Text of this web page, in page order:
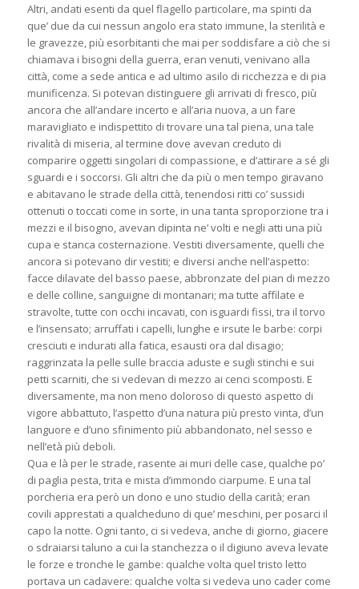
Altri, andati esenti da quel flagello particolare, ma spinti da
que’ due da cui nessun angolo era stato immune, la sterilità e
le gravezze, più esorbitanti che mai per soddisfare a ciò che si
chiamava i bisogni della guerra, eran venuti, venivano alla
città, come a sede antica e ad ultimo asilo di ricchezza e di pia
munificenza. Si potevan distinguere gli arrivati di fresco, più
ancora che all’andare incerto e all’aria nuova, a un fare
maravigliato e indispettito di trovare una tal piena, una tale
rivalità di miseria, al termine dove avevan creduto di
comparire oggetti singolari di compassione, e d’attirare a sé gli
sguardi e i soccorsi. Gli altri che da più o men tempo giravano
e abitavano le strade della città, tenendosi ritti co’ sussidi
ottenuti o toccati come in sorte, in una tanta sproporzione tra i
mezzi e il bisogno, avevan dipinta ne’ volti e negli atti una più
cupa e stanca costernazione. Vestiti diversamente, quelli che
ancora si potevano dir vestiti; e diversi anche nell’aspetto:
facce dilavate del basso paese, abbronzate del pian di mezzo
e delle colline, sanguigne di montanari; ma tutte affilate e
stravolte, tutte con occhi incavati, con isguardi fissi, tra il torvo
e l’insensato; arruffati i capelli, lunghe e irsute le barbe: corpi
cresciuti e indurati alla fatica, esausti ora dal disagio;
raggrinzata la pelle sulle braccia aduste e sugli stinchi e sui
petti scarniti, che si vedevan di mezzo ai cenci scomposti. E
diversamente, ma non meno doloroso di questo aspetto di
vigore abbattuto, l’aspetto d’una natura più presto vinta, d’un
languore e d’uno sfinimento più abbandonato, nel sesso e
nell’età più deboli.
Qua e là per le strade, rasente ai muri delle case, qualche po’
di paglia pesta, trita e mista d’immondo ciarpume. E una tal
porcheria era però un dono e uno studio della carità; eran
covili apprestati a qualcheduno di que’ meschini, per posarci il
capo la notte. Ogni tanto, ci si vedeva, anche di giorno, giacere
o sdraiarsi taluno a cui la stanchezza o il digiuno aveva levate
le forze e tronche le gambe: qualche volta quel tristo letto
portava un cadavere: qualche volta si vedeva uno cader come